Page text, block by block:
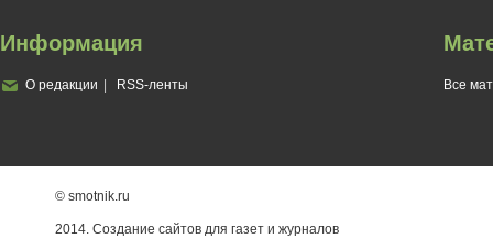
Информация
О редакции RSS-ленты Все
© smotnik.ru
2014. Создание сайтов для газет и журналов